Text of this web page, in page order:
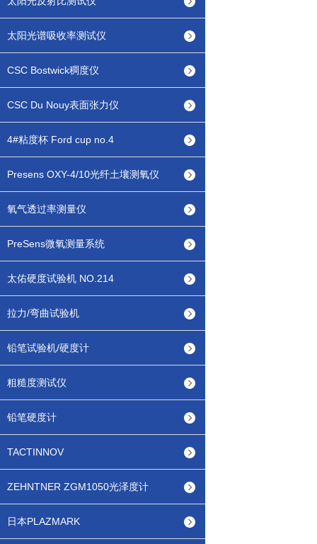
太阳光谱吸收率测试仪
CSC Bostwick稠度仪
CSC Du Nouy表面张力仪
4#粘度杯 Ford cup no.4
Presens OXY-4/10光纤土壤测氧仪
氧气透过率测量仪
PreSens微氧测量系统
太佑硬度试验机 NO.214
拉力/弯曲试验机
铅笔试验机/硬度计
粗糙度测试仪
铅笔硬度计
TACTINNOV
ZEHNTNER ZGM1050光泽度计
日本PLAZMARK